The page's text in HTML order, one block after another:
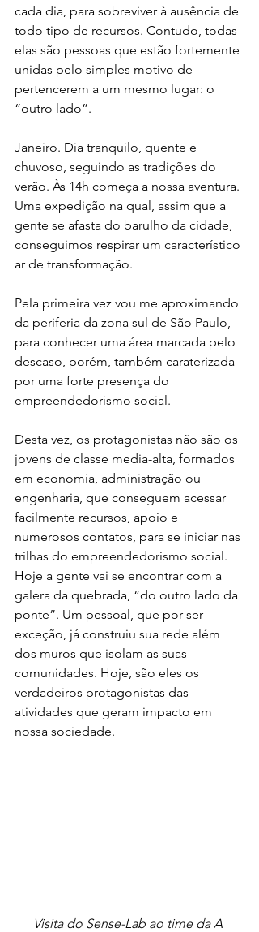
cada dia, para sobreviver à ausência de
todo tipo de recursos. Contudo, todas
elas são pessoas que estão fortemente
unidas pelo simples motivo de
pertencerem a um mesmo lugar: o
“outro lado”.
Janeiro. Dia tranquilo, quente e
chuvoso, seguindo as tradições do
verão. Às 14h começa a nossa aventura.
Uma expedição na qual, assim que a
gente se afasta do barulho da cidade,
conseguimos respirar um característico
ar de transformação.
Pela primeira vez vou me aproximando
da periferia da zona sul de São Paulo,
para conhecer uma área marcada pelo
descaso, porém, também caraterizada
por uma forte presença do
empreendedorismo social.
Desta vez, os protagonistas não são os
jovens de classe media-alta, formados
em economia, administração ou
engenharia, que conseguem acessar
facilmente recursos, apoio e
numerosos contatos, para se iniciar nas
trilhas do empreendedorismo social.
Hoje a gente vai se encontrar com a
galera da quebrada, “do outro lado da
ponte”. Um pessoal, que por ser
exceção, já construiu sua rede além
dos muros que isolam as suas
comunidades. Hoje, são eles os
verdadeiros protagonistas das
atividades que geram impacto em
nossa sociedade.
Visita do Sense-Lab ao time da A